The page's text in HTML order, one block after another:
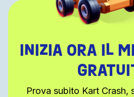
INIZIA ORA IL
Prova subito Kart Crash,